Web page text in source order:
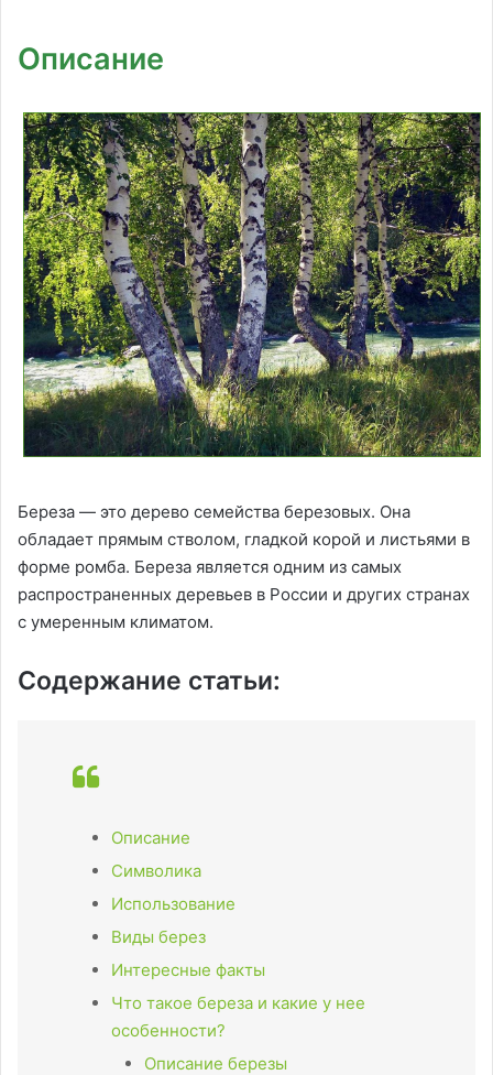
Описание
Береза — это дерево семейства березовых. Она
обладает прямым стволом, гладкой корой и листьями в
форме ромба. Береза является одним из самых
распространенных деревьев в России и других странах
с умеренным климатом.
Содержание статьи:
Описание
Символика
Использование
Виды берез
Интересные факты
Что такое береза и какие у нее
особенности?
Описание березы